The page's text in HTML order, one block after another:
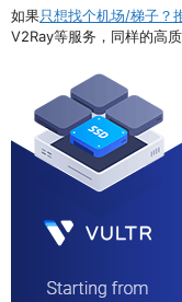
如果只想找个机场/梯子
V2Ray等服务，同样的高